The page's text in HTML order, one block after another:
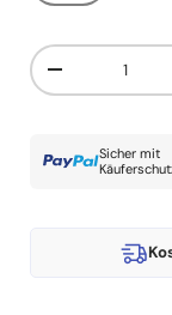
Anzahl
Menge
Sicher mit